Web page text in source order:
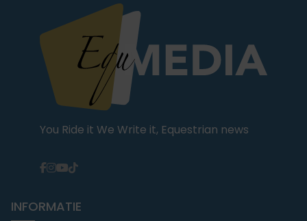
You Ride it We Write it, Equestrian news
INFORMATIE